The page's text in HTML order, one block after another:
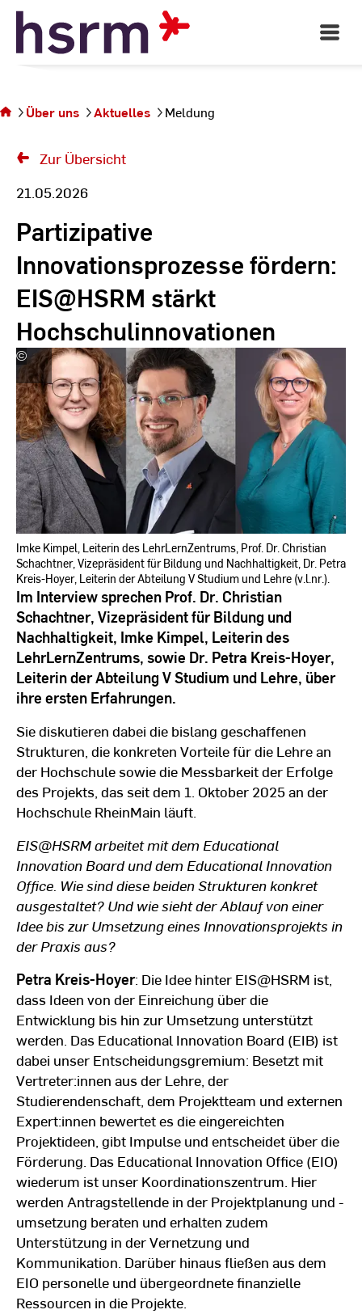
Skip
Content
Open
Main
sich auf
Meldung
Über uns Aktuelles Meldung
Zur Übersicht
21.05.2026
Partizipative
Innovationsprozesse fördern:
EIS@HSRM stärkt
Hochschulinnovationen
©
Andreas
Schlote
Imke Kimpel, Leiterin des LehrLernZentrums, Prof. Dr. Christian
Schachtner, Vizepräsident für Bildung und Nachhaltigkeit, Dr. Petra
Kreis-Hoyer, Leiterin der Abteilung V Studium und Lehre (v.l.nr.).
Im Interview sprechen Prof. Dr. Christian
Schachtner, Vizepräsident für Bildung und
Nachhaltigkeit, Imke Kimpel, Leiterin des
LehrLernZentrums, sowie Dr. Petra Kreis-Hoyer,
Leiterin der Abteilung V Studium und Lehre, über
ihre ersten Erfahrungen.
Sie diskutieren dabei die bislang geschaffenen
Strukturen, die konkreten Vorteile für die Lehre an
der Hochschule sowie die Messbarkeit der Erfolge
des Projekts, das seit dem 1. Oktober 2025 an der
Hochschule RheinMain läuft.
EIS@HSRM arbeitet mit dem Educational
Innovation Board und dem Educational Innovation
Office. Wie sind diese beiden Strukturen konkret
ausgestaltet? Und wie sieht der Ablauf von einer
Idee bis zur Umsetzung eines Innovationsprojekts in
der Praxis aus?
Petra Kreis-Hoyer: Die Idee hinter EIS@HSRM ist,
dass Ideen von der Einreichung über die
Entwicklung bis hin zur Umsetzung unterstützt
werden. Das Educational Innovation Board (EIB) ist
dabei unser Entscheidungsgremium: Besetzt mit
Vertreter:innen aus der Lehre, der
Studierendenschaft, dem Projektteam und externen
Expert:innen bewertet es die eingereichten
Projektideen, gibt Impulse und entscheidet über die
Förderung. Das Educational Innovation Office (EIO)
wiederum ist unser Koordinationszentrum. Hier
werden Antragstellende in der Projektplanung und -
umsetzung beraten und erhalten zudem
Unterstützung in der Vernetzung und
Kommunikation. Darüber hinaus fließen aus dem
EIO personelle und übergeordnete finanzielle
Ressourcen in die Projekte.